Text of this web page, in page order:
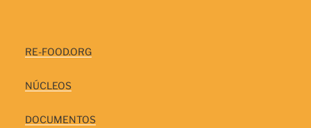
RE-FOOD.ORG
NÚCLEOS
DOCUMENTOS